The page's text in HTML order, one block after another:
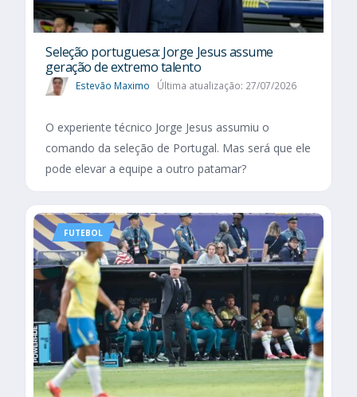
Seleção portuguesa: Jorge Jesus assume
geração de extremo talento
Estevão Maximo Última atualização: 27/07/2026
O experiente técnico Jorge Jesus assumiu o
comando da seleção de Portugal. Mas será que ele
pode elevar a equipe a outro patamar?
FUTEBOL